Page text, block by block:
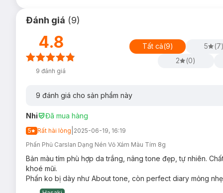
Thiết kế tiện lợi, thông minh:
cánh mũi, khóe mắt. Ngăn đựng bông phấn riêng biệt
Đặc biệt phiên bản màu tím và hồng đào được thiết kế
nhau nhưng sẽ không ảnh hưởng đến hiệu quả trang
Đánh giá (9)
4.8
9 đánh giá
Tất cả(9) 5 (7)
2
(0)
9 đánh giá cho sản phẩm này
Nhi Đã mua hàng
5 Rất hài lòng 2025-06-19, 16:19
Phấn Phủ Carslan Dạng Nén Vỏ Xám Màu Tím 8g
Bản màu tím phù hợp da trắng, nâng tone đẹp, tự nhiên.
khoé mũi.
Phấn ko bị dày như About tone, còn perfect diary mỏng